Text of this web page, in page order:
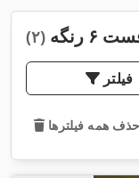
(۲)
فیلتر
حذف همه فیلترها